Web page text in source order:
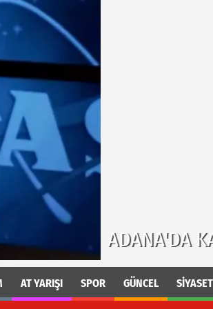
KADIN'A ŞIDDET
AT YARIŞI SPOR GÜNCEL SİYASET